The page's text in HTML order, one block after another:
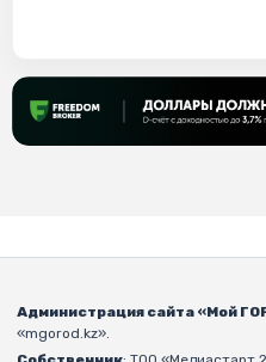
Администрация сайта «Мой
«mgorod.kz».